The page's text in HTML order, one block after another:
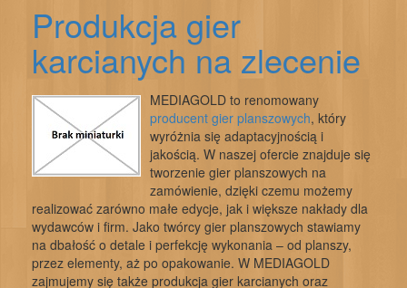
Produkcja gier
karcianych na zlecenie
MEDIAGOLD to renomowany
producent gier planszowych, który
wyróżnia się adaptacyjnością i
jakością. W naszej ofercie znajduje się
tworzenie gier planszowych na
zamówienie, dzięki czemu możemy
realizować zarówno małe edycje, jak i większe nakłady dla
wydawców i firm. Jako twórcy gier planszowych stawiamy
na dbałość o detale i perfekcję wykonania – od planszy,
przez elementy, aż po opakowanie. W MEDIAGOLD
zajmujemy się także produkcja gier karcianych oraz